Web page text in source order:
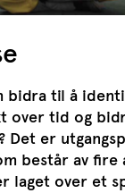
bidra til å
over tid og
Det er
består av fire
laget over et